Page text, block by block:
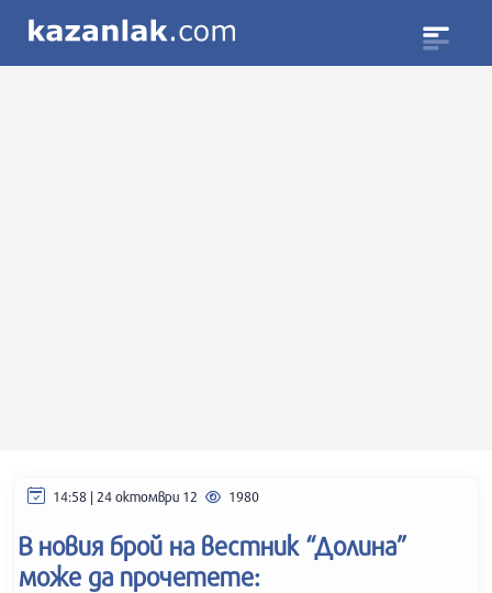
14:58 | 24 октомври 12 1980
В новия брой на вестник “Долина”
може да прочетете: